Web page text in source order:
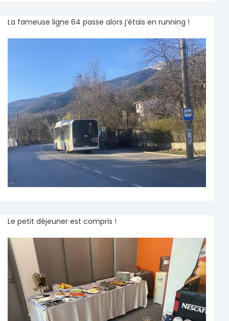
La fameuse ligne 64 passe alors j’étais en running !
Le petit déjeuner est compris !